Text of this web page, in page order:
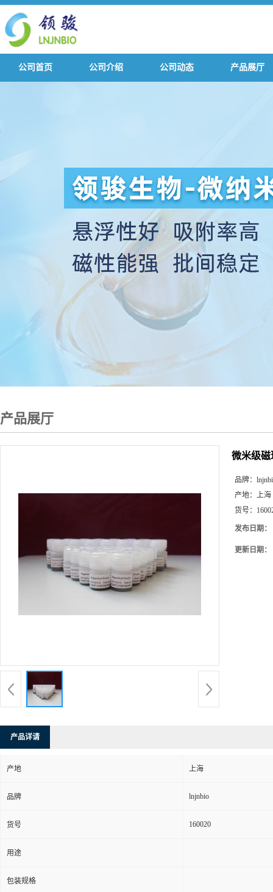
公司首页 公司介绍 公司动态 产品展厅
产品展厅
微米级磁
品牌：
产地： 上海
货号：
发布日期：
更新日期：
产品详请
产地 上海
品牌 lnjnbio
货号 160020
用途
包装规格